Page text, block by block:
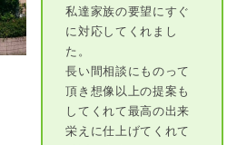
私達家族の要望にすぐ
に対応してくれまし
た。
長い間相談にものって
頂き想像以上の提案も
してくれて最高の出来
栄えに仕上げてくれて